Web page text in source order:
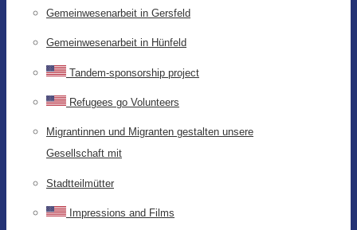
Gemeinwesenarbeit in Gersfeld
Gemeinwesenarbeit in Hünfeld
Tandem-sponsorship project
Refugees go Volunteers
Migrantinnen und Migranten gestalten unsere
Gesellschaft mit
Stadtteilmütter
Impressions and Films